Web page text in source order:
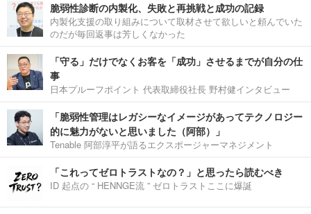
脆弱性診断の内製化、失敗と再挑戦と成功の記録
内製化支援の取り組みについて取材させて欲しいと頼んでいた
のだが毎回返事は芳しくなかった
「守る」だけでなくお客を「成功」させるまでが自分の仕
事
日本プルーフポイント 代表取締役社長 野村健インタビュー
「脆弱性管理はレガシーなイメージがあってテクノロジー
的に魅力がないと思いました（阿部）」
Tenable 阿部淳平が語るエクスポージャーマネジメント
「これってゼロトラストなの？」と思ったら読むべき
ID 起点の “ HENNGE流 ” ゼロトラストここに爆誕